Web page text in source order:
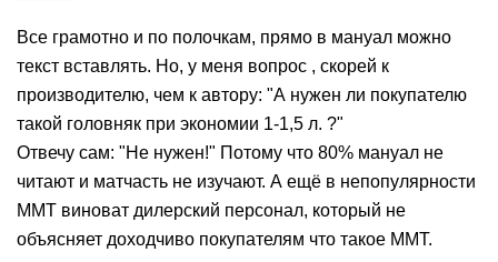
Все грамотно и по полочкам, прямо в мануал можно
текст вставлять. Но, у меня вопрос , скорей к
производителю, чем к автору: "А нужен ли покупателю
такой головняк при экономии 1-1,5 л. ?"
Отвечу сам: "Не нужен!" Потому что 80% мануал не
читают и матчасть не изучают. А ещё в непопулярности
ММТ виноват дилерский персонал, который не
объясняет доходчиво покупателям что такое ММТ.